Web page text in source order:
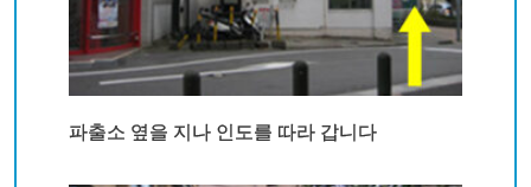
파출소 옆을 지나 인도를 따라 갑니다